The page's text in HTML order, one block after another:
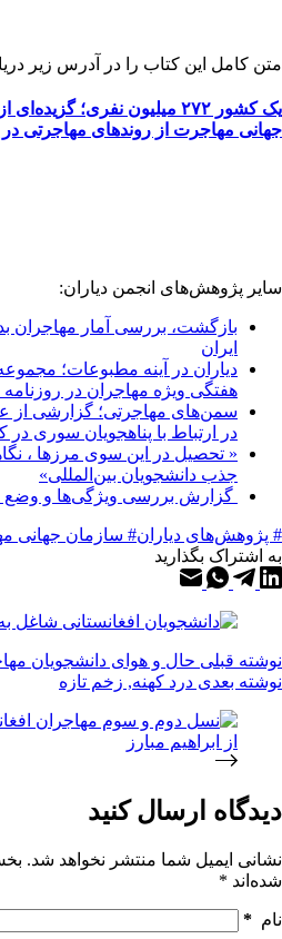
متن کامل این کتاب را در آدرس زیر
جهانی مهاجرت از روندهای مهاجرتی در
سایر پژوهش‌های انجمن دیاران:
بازگشت، بررسی آمار مهاجران
ایران
دیاران در آينه‌ مطبوعات؛
هفتگی ویژه مهاجران در
سمن‌های مهاجرتی؛ گزارشی از
در ارتباط با پناهجویان سوری
« تحصیل در این سوی مرزها ،
جذب دانشجویان بین‌المللی»
گزارش بررسی ویژگی‌ها و وضع
# پژوهش‌های دیاران# سازمان جهانی
به اشتراک بگذارید
نوشته قبلی حال و هوای دانشجویان
نوشته بعدی درد کهنه, زخم تازه
دیدگاه ارسال کنید
نشانی ایمیل شما منتشر نخواهد شد.
شده‌اند *
نام *